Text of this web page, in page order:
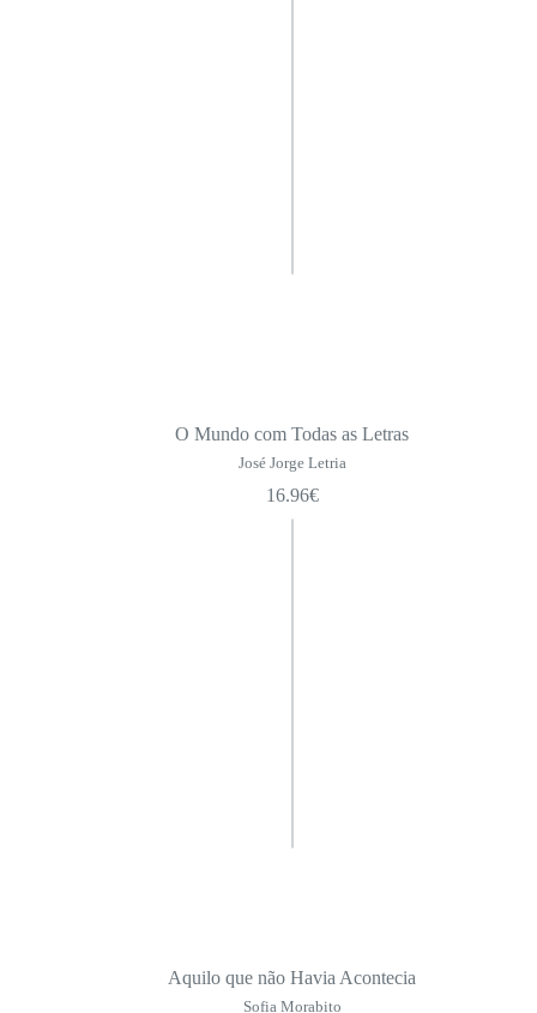
O Mundo com Todas as Letras
José Jorge Letria
16.96€
Aquilo que não Havia Acontecia
Sofia Morabito